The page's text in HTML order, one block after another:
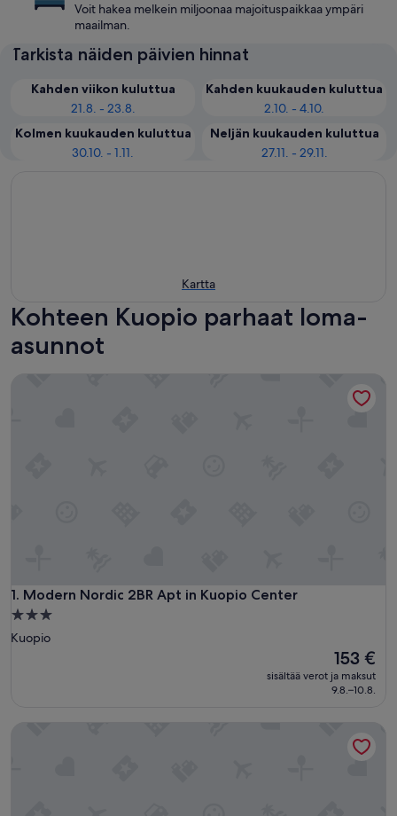
Voit hakea melkein miljoonaa majoituspaikkaa ympäri
maailman.
Tarkista näiden päivien hinnat
Kahden viikon kuluttua
21.8. - 23.8.
Kahden kuukauden kuluttua
2.10. - 4.10.
Kolmen kuukauden kuluttua
30.10. - 1.11.
Neljän kuukauden kuluttua
27.11. - 29.11.
Kartta
Kohteen Kuopio parhaat loma-
asunnot
1. Modern Nordic 2BR Apt in Kuopio Center
Modern Nordic 2BR Apt in Kuopio Center
3.0
tähden
Kuopio
Hinta
153 €
153 €
sisältää verot ja maksut
9.8.–10.8.